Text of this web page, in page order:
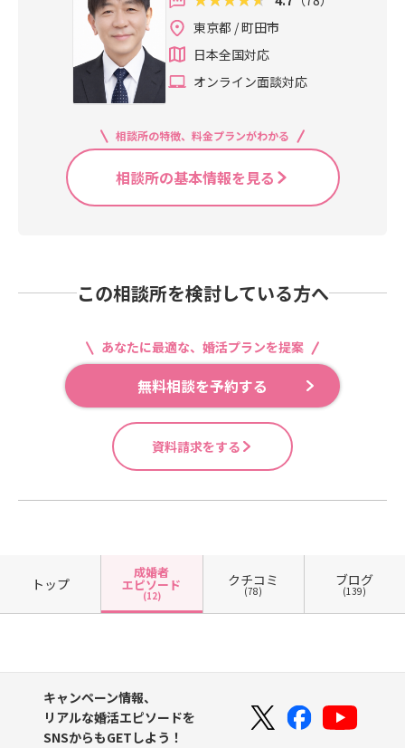
東京都 / 町田市
日本全国対応
オンライン面談対応
相談所の特徴、料金プランがわかる
相談所の基本情報を見る
この相談所を検討している方へ
あなたに最適な、婚活プランを提案
無料相談を予約する
資料請求をする
トップ
成婚者
エピソード
(12)
クチコミ
(78)
ブログ
(139)
キャンペーン情報、
リアルな婚活エピソードを
SNSからもGETしよう！